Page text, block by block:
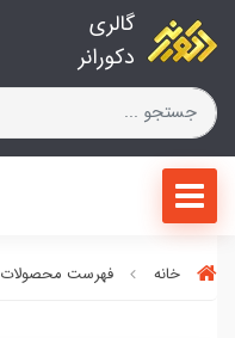
گالری
دکورانر
خانه فهرست محصولات